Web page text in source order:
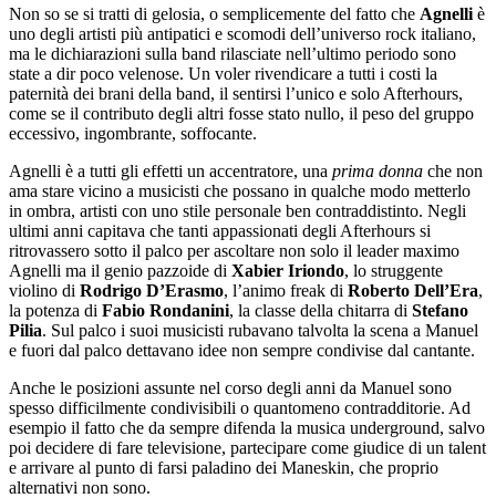
Non so se si tratti di gelosia, o semplicemente del fatto che Agnelli è
uno degli artisti più antipatici e scomodi dell’universo rock italiano,
ma le dichiarazioni sulla band rilasciate nell’ultimo periodo sono
state a dir poco velenose. Un voler rivendicare a tutti i costi la
paternità dei brani della band, il sentirsi l’unico e solo Afterhours,
come se il contributo degli altri fosse stato nullo, il peso del gruppo
eccessivo, ingombrante, soffocante.
Agnelli è a tutti gli effetti un accentratore, una prima donna che non
ama stare vicino a musicisti che possano in qualche modo metterlo
in ombra, artisti con uno stile personale ben contraddistinto. Negli
ultimi anni capitava che tanti appassionati degli Afterhours si
ritrovassero sotto il palco per ascoltare non solo il leader maximo
Agnelli ma il genio pazzoide di Xabier Iriondo, lo struggente
violino di Rodrigo D’Erasmo, l’animo freak di Roberto Dell’Era,
la potenza di Fabio Rondanini, la classe della chitarra di Stefano
Pilia. Sul palco i suoi musicisti rubavano talvolta la scena a Manuel
e fuori dal palco dettavano idee non sempre condivise dal cantante.
Anche le posizioni assunte nel corso degli anni da Manuel sono
spesso difficilmente condivisibili o quantomeno contradditorie. Ad
esempio il fatto che da sempre difenda la musica underground, salvo
poi decidere di fare televisione, partecipare come giudice di un talent
e arrivare al punto di farsi paladino dei Maneskin, che proprio
alternativi non sono.